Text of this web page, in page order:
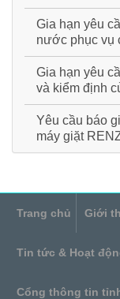
Gia hạn yêu
nước phục vụ
Gia hạn yêu
và kiểm định
Yêu cầu báo
máy giặt
Trang chủ Giới
Tin tức & Hoạt
Cổng thông tin